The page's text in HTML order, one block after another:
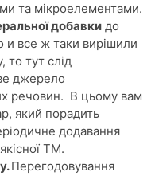
та мікроелементами.
добавки до
и все ж таки вирішили
то тут слід
джерело
речовин. В цьому вам
який порадить
додавання
ТМ.
Перегодовування